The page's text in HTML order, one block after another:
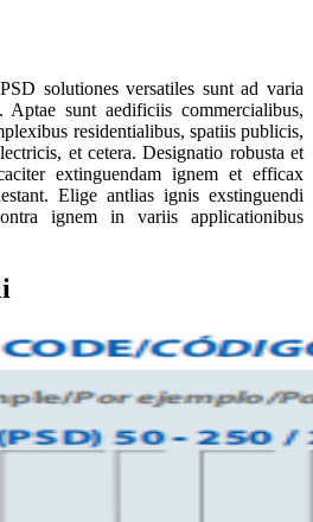
solutiones versatiles sunt ad varia
Aptae sunt aedificiis commercialibus,
residentialibus, spatiis publicis,
et cetera. Designatio robusta et
extinguendam ignem et efficax
Elige antlias ignis exstinguendi
ignem in variis applicationibus